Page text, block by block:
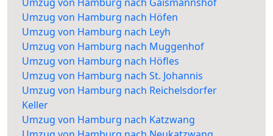
Umzug von Hamburg nach Höfen
Umzug von Hamburg nach Leyh
Umzug von Hamburg nach Muggenhof
Umzug von Hamburg nach Höfles
Umzug von Hamburg nach St. Johannis
Umzug von Hamburg nach Reichelsdorfer
Keller
Umzug von Hamburg nach Katzwang